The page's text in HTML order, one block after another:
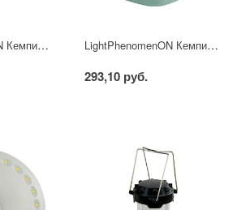
LightPhenomenON Кемпинг фонарь-светильник на батарейках, 2в1, раздвижной, с многоцелевой ручкой LT-L1335C LightPhenomenON Кемпинг фонарь-светильник на батарейках, LT-L1635
293,10 руб.